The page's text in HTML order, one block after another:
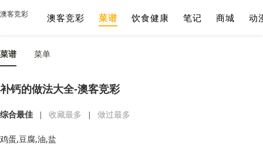
澳客竞彩 澳客竞彩 菜谱 饮食健康 笔记 商城 动
菜谱 菜单
补钙的做法大全-澳客竞彩
综合最佳 | 收藏最多 | 做过最多
鸡蛋,豆腐,油,盐